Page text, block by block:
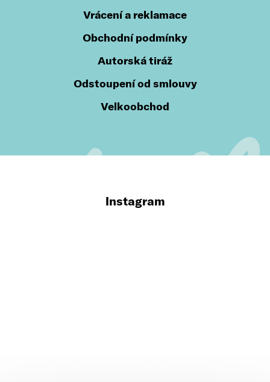
Vrácení a reklamace
Obchodní podmínky
Autorská tiráž
Odstoupení od smlouvy
Velkoobchod
Instagram